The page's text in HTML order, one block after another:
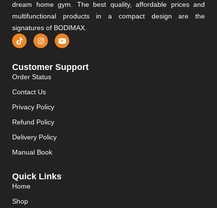
dream home gym. The best quality, affordable prices and
multifunctional products in a compact design are the
signatures of BODIMAX.
Customer Support
Order Status
Contact Us
Privacy Policy
Refund Policy
Delivery Policy
Manual Book
Quick Links
Home
Shop